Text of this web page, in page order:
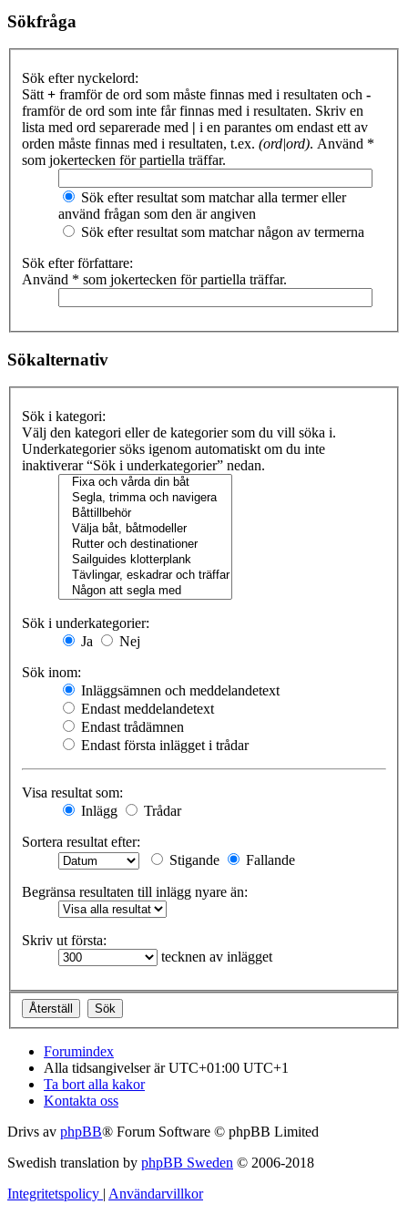
Sökfråga
Sök efter nyckelord:
Sätt + framför de ord som måste finnas med i resultaten och -
framför de ord som inte får finnas med i resultaten. Skriv en
lista med ord separerade med | i en parantes om endast ett av
orden måste finnas med i resultaten, t.ex. (ord|ord). Använd *
som jokertecken för partiella träffar.
Sök efter resultat som matchar alla termer eller
använd frågan som den är angiven
Sök efter resultat som matchar någon av termerna
Sök efter författare:
Använd * som jokertecken för partiella träffar.
Sökalternativ
Sök i kategori:
Välj den kategori eller de kategorier som du vill söka i.
Underkategorier söks igenom automatiskt om du inte
inaktiverar “Sök i underkategorier” nedan.
Sök i underkategorier:
Ja
Nej
Sök inom:
Inläggsämnen och meddelandetext
Endast meddelandetext
Endast trådämnen
Endast första inlägget i trådar
Visa resultat som:
Inlägg
Trådar
Sortera resultat efter:
Stigande
Fallande
Begränsa resultaten till inlägg nyare än:
Skriv ut första:
tecknen av inlägget
Forumindex
Alla tidsangivelser är UTC+01:00 UTC+1
Ta bort alla kakor
Kontakta oss
Drivs av phpBB® Forum Software © phpBB Limited
Swedish translation by phpBB Sweden © 2006-2018
Integritetspolicy | Användarvillkor